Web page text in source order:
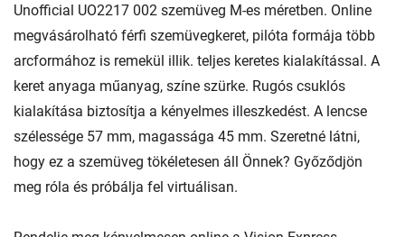
Unofficial UO2217 002 szemüveg M-es méretben. Online
megvásárolható férfi szemüvegkeret, pilóta formája több
arcformához is remekül illik. teljes keretes kialakítással. A
keret anyaga műanyag, színe szürke. Rugós csuklós
kialakítása biztosítja a kényelmes illeszkedést. A lencse
szélessége 57 mm, magassága 45 mm. Szeretné látni,
hogy ez a szemüveg tökéletesen áll Önnek? Győződjön
meg róla és próbálja fel virtuálisan.